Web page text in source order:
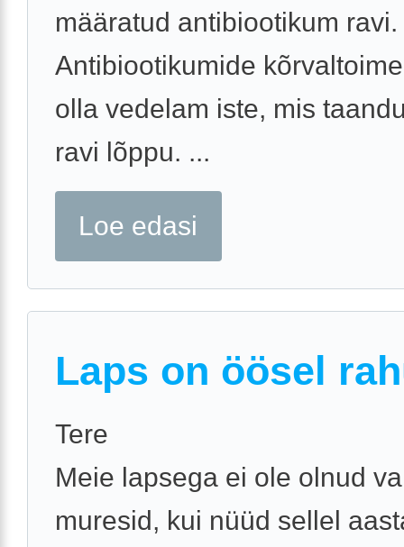
määratud antibiootikum ravi.
Antibiootikumide
olla vedelam iste, mis
ravi lõppu. ...
Loe edasi
Laps on öösel
Tere
Meie lapsega ei ole olnud
muresid, kui nüüd sellel